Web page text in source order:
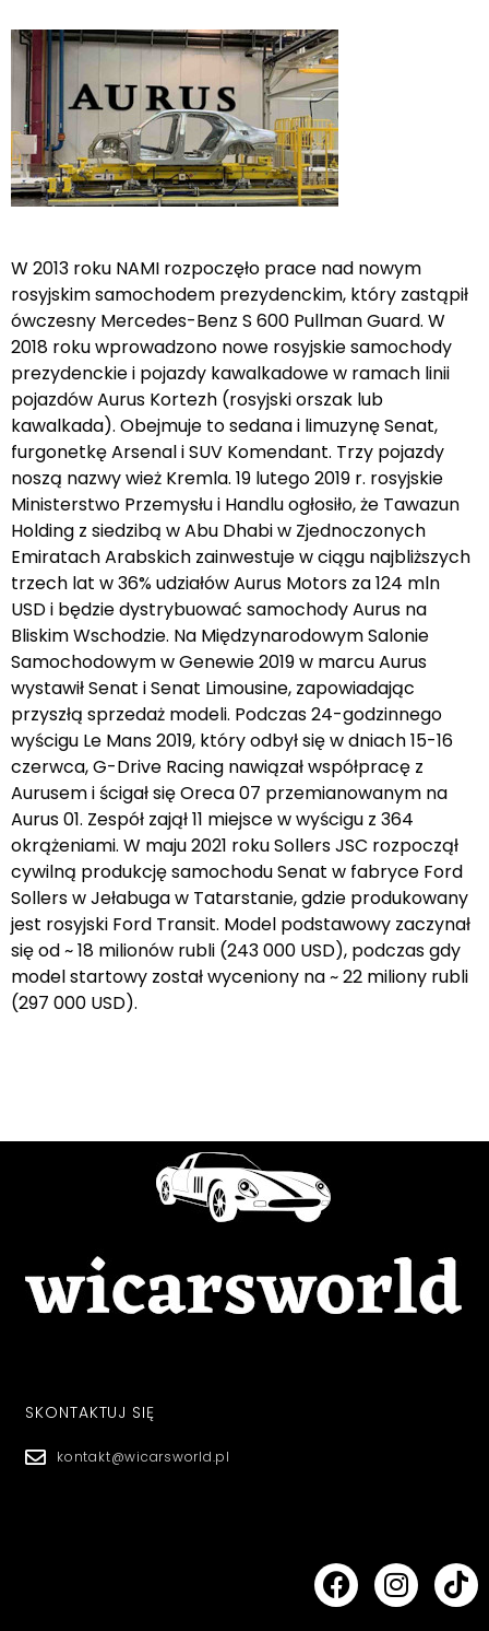
W 2013 roku NAMI rozpoczęło prace nad nowym
rosyjskim samochodem prezydenckim, który zastąpił
ówczesny Mercedes-Benz S 600 Pullman Guard. W
2018 roku wprowadzono nowe rosyjskie samochody
prezydenckie i pojazdy kawalkadowe w ramach linii
pojazdów Aurus Kortezh (rosyjski orszak lub
kawalkada). Obejmuje to sedana i limuzynę Senat,
furgonetkę Arsenal i SUV Komendant. Trzy pojazdy
noszą nazwy wież Kremla. 19 lutego 2019 r. rosyjskie
Ministerstwo Przemysłu i Handlu ogłosiło, że Tawazun
Holding z siedzibą w Abu Dhabi w Zjednoczonych
Emiratach Arabskich zainwestuje w ciągu najbliższych
trzech lat w 36% udziałów Aurus Motors za 124 mln
USD i będzie dystrybuować samochody Aurus na
Bliskim Wschodzie. Na Międzynarodowym Salonie
Samochodowym w Genewie 2019 w marcu Aurus
wystawił Senat i Senat Limousine, zapowiadając
przyszłą sprzedaż modeli. Podczas 24-godzinnego
wyścigu Le Mans 2019, który odbył się w dniach 15-16
czerwca, G-Drive Racing nawiązał współpracę z
Aurusem i ścigał się Oreca 07 przemianowanym na
Aurus 01. Zespół zajął 11 miejsce w wyścigu z 364
okrążeniami. W maju 2021 roku Sollers JSC rozpoczął
cywilną produkcję samochodu Senat w fabryce Ford
Sollers w Jełabuga w Tatarstanie, gdzie produkowany
jest rosyjski Ford Transit. Model podstawowy zaczynał
się od ~ 18 milionów rubli (243 000 USD), podczas gdy
model startowy został wyceniony na ~ 22 miliony rubli
(297 000 USD).
SKONTAKTUJ SIĘ
kontakt@wicarsworld.pl